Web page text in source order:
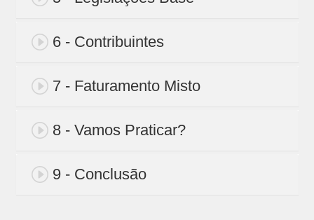
6 - Contribuintes
7 - Faturamento Misto
8 - Vamos Praticar?
9 - Conclusão